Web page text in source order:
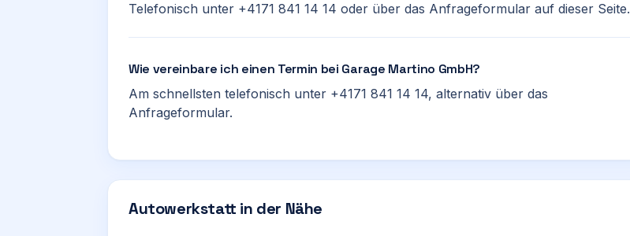
Telefonisch unter +4171 841 14 14 oder über das Anfrageformular auf dieser Seite.
Wie vereinbare ich einen Termin bei Garage Martino GmbH?
Am schnellsten telefonisch unter +4171 841 14 14, alternativ über das
Anfrageformular.
Autowerkstatt in der Nähe